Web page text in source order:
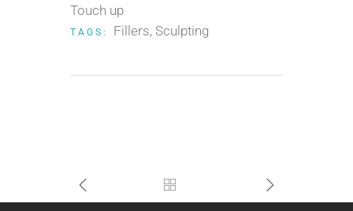
Touch up
TAGS: Fillers Sculpting